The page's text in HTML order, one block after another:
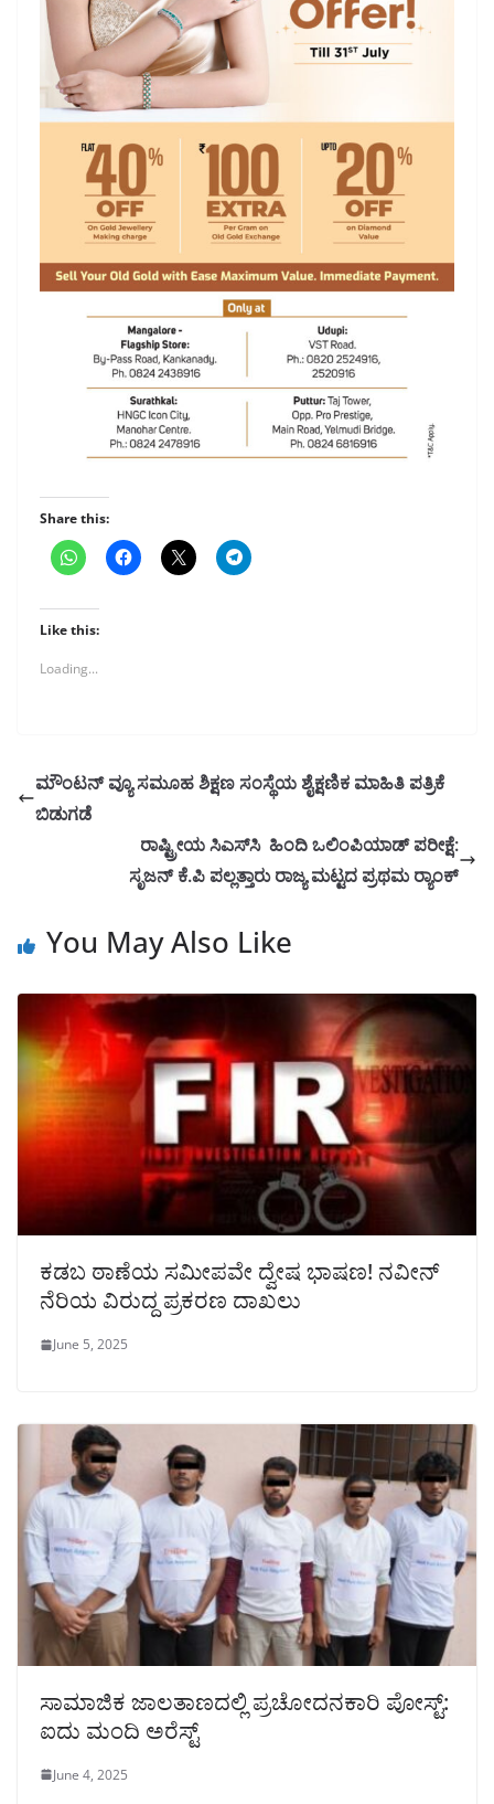
Share this:
Like this:
Loading...
ಮೌಂಟನ್ ವ್ಯೂ ಸಮೂಹ ಶಿಕ್ಷಣ ಸಂಸ್ಥೆಯ ಶೈಕ್ಷಣಿಕ ಮಾಹಿತಿ ಪತ್ರಿಕೆ
ಬಿಡುಗಡೆ
ರಾಷ್ಟ್ರೀಯ ಸಿಎಸ್‌ಸಿ ಹಿಂದಿ ಒಲಿಂಪಿಯಾಡ್ ಪರೀಕ್ಷೆ:
ಸೃಜನ್ ಕೆ.ಪಿ ಪಲ್ಲತ್ತಾರು ರಾಜ್ಯ ಮಟ್ಟದ ಪ್ರಥಮ ರ್‍ಯಾಂಕ್
You May Also Like
ಕಡಬ ಠಾಣೆಯ ಸಮೀಪವೇ ದ್ವೇಷ ಭಾಷಣ! ನವೀನ್
ನೆರಿಯ ವಿರುದ್ದ ಪ್ರಕರಣ ದಾಖಲು
June 5, 2025
ಸಾಮಾಜಿಕ ಜಾಲತಾಣದಲ್ಲಿ ಪ್ರಚೋದನಕಾರಿ ಪೋಸ್ಟ್:
ಐದು ಮಂದಿ ಅರೆಸ್ಟ್
June 4, 2025